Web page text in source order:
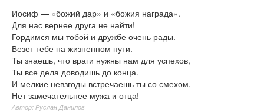
Иосиф — «божий дар» и «божия награда».
Для нас вернее друга не найти!
Гордимся мы тобой и дружбе очень рады.
Везет тебе на жизненном пути.
Ты знаешь, что враги нужны нам для успехов,
Ты все дела доводишь до конца.
И мелкие невзгоды встречаешь ты со смехом,
Нет замечательнее мужа и отца!
Автор: Руслан Данилов